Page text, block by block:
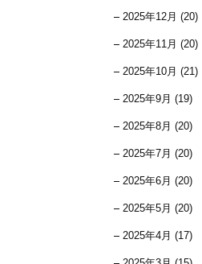
2025年12月 (20)
2025年11月 (20)
2025年10月 (21)
2025年9月 (19)
2025年8月 (20)
2025年7月 (20)
2025年6月 (20)
2025年5月 (20)
2025年4月 (17)